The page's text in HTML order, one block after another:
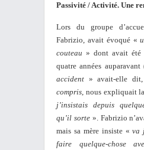
Passivité / Activité. Une
Lors du groupe
Fabrizio, avait évoqué «
couteau » dont avait
quatre années
accident » avait-elle
compris, nous expliquait
j’insistais depuis
qu’il sorte». Fabrizio
mais sa mère insiste «va
faire quelque-chose